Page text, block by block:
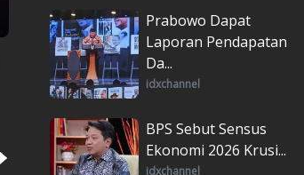
Prabowo Dapat
Laporan Pendapatan
Da...
idxchannel
BPS Sebut Sensus
Ekonomi 2026 Krusi...
idxchannel